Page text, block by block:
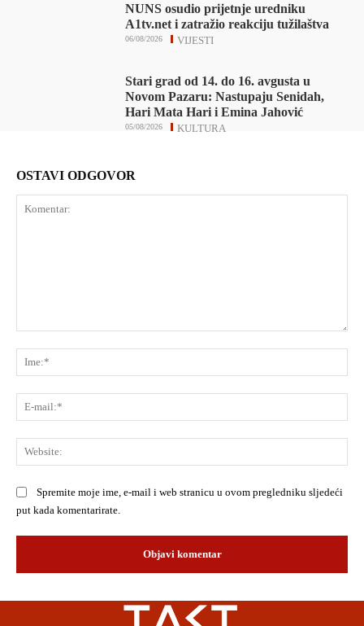
NUNS osudio prijetnje uredniku
A1tv.net i zatražio reakciju tužilaštva
VIJESTI
06/08/2026
Stari grad od 14. do 16. avgusta u
Novom Pazaru: Nastupaju Senidah,
Hari Mata Hari i Emina Jahović
KULTURA
05/08/2026
OSTAVI ODGOVOR
Spremite moje ime, e-mail i web stranicu u ovom pregledniku sljedeći
put kada komentarirate.